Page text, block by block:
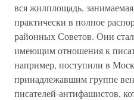
вся жилплощадь,
практически в полное
районных Советов. Они
имеющим отношения к
например, поступили в
принадлежавшим группе
писателей-антифашистов,